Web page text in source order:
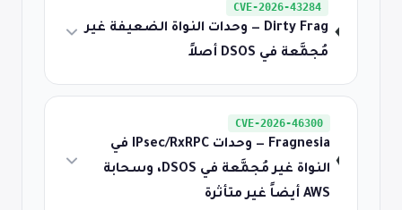
CVE-2026-43284
Dirty Frag — وحدات النواة الضعيفة غير
مُجمَّعة في DSOS أصلاً
CVE-2026-46300
Fragnesia — وحدات IPsec/RxRPC في
النواة غير مُجمَّعة في DSOS، وسحابة
AWS أيضاً غير متأثرة